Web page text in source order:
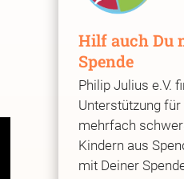
Hilf auch Du
Spende
Philip Julius e.V.
Unterstützung
mehrfach
Kindern aus
mit Deiner